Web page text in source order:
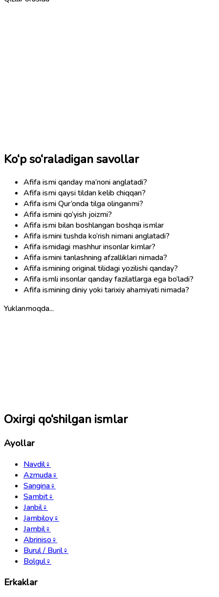
Ko‘p so‘raladigan savollar
Afifa ismi qanday ma’noni anglatadi?
Afifa ismi qaysi tildan kelib chiqqan?
Afifa ismi Qur’onda tilga olinganmi?
Afifa ismini qo‘yish joizmi?
Afifa ismi bilan boshlangan boshqa ismlar
Afifa ismini tushda ko‘rish nimani anglatadi?
Afifa ismidagi mashhur insonlar kimlar?
Afifa ismini tanlashning afzalliklari nimada?
Afifa ismining original tilidagi yozilishi qanday?
Afifa ismli insonlar qanday fazilatlarga ega bo‘ladi?
Afifa ismining diniy yoki tarixiy ahamiyati nimada?
Yuklanmoqda...
Oxirgi qo‘shilgan ismlar
Ayollar
Navdil♀
Azmuda♀
Sangina♀
Sambit♀
Janbil♀
Jambiloy♀
Jambil♀
Abriniso♀
Burul / Buril♀
Bolgul♀
Erkaklar